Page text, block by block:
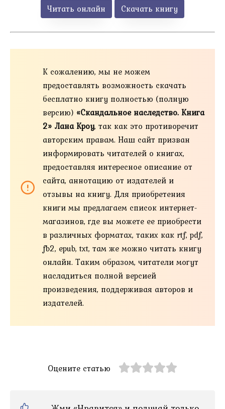
Читать онлайн Скачать книгу
К сожалению, мы не можем
предоставлять возможность скачать
бесплатно книгу полностью (полную
версию) «Скандальное наследство. Книга
2» Лана Кроу, так как это противоречит
авторским правам. Наш сайт призван
информировать читателей о книгах,
предоставляя интересное описание от
сайта, аннотацию от издателей и
отзывы на книгу. Для приобретения
книги мы предлагаем список интернет-
магазинов, где вы можете ее приобрести
в различных форматах, таких как rtf, pdf,
fb2, epub, txt, там же можно читать книгу
онлайн. Таким образом, читатели могут
насладиться полной версией
произведения, поддерживая авторов и
издателей.
Оцените статью